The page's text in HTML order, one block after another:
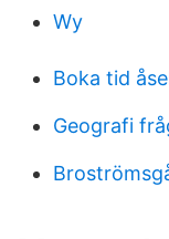
Wy
Boka tid
Geografi